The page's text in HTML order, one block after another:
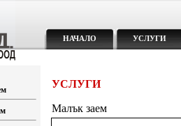
НАЧАЛО УСЛУГИ
УСЛУГИ
Малък заем